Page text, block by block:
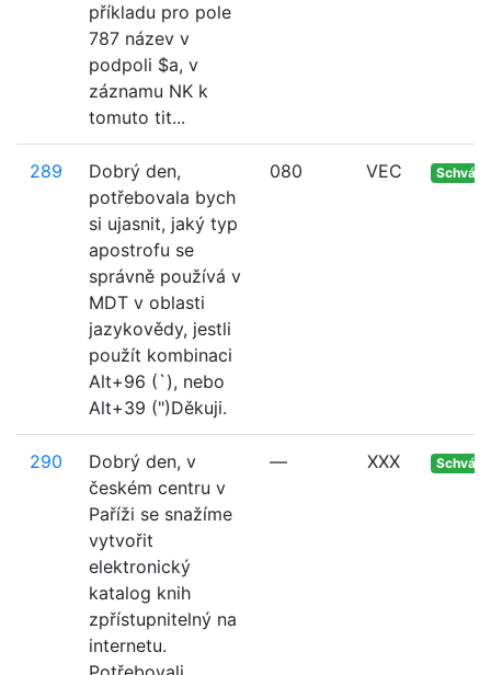
příkladu pro pole
787 název v
podpoli $a, v
záznamu NK k
tomuto tit...
289
Dobrý den,
potřebovala bych
si ujasnit, jaký typ
apostrofu se
správně používá v
MDT v oblasti
jazykovědy, jestli
použít kombinaci
Alt+96 (`), nebo
Alt+39 (")Děkuji.
080 VEC
290
Dobrý den, v
českém centru v
Paříži se snažíme
vytvořit
elektronický
katalog knih
zpřístupnitelný na
internetu.
— XXX